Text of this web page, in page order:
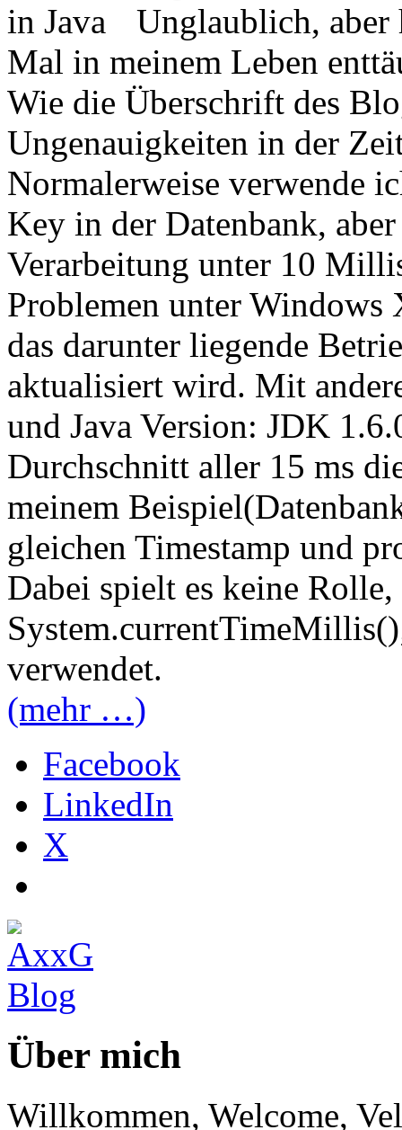
Unglaublich, aber
Mal in meinem Leben
Wie die Überschrift des
Ungenauigkeiten in der
Normalerweise verwende
Key in der Datenbank,
Verarbeitung unter 10
Problemen unter
das darunter liegende
aktualisiert wird. Mit
und Java Version: JDK
Durchschnitt aller 15 ms
meinem
gleichen Timestamp und
Dabei spielt es keine
verwendet.
(mehr …)
Facebook
LinkedIn
X
Über mich
Willkommen, Welcome,